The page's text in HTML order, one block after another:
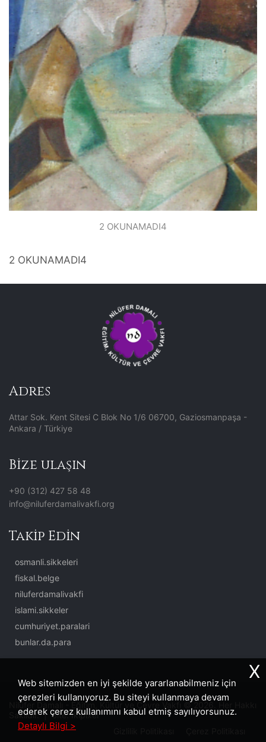
2 OKUNAMADI4
2 OKUNAMADI4
Adres
Attar Sok. Kent Sitesi C Blok No 1/6 06700, Gaziosmanpaşa -
Ankara / Türkiye
Bize ulaşın
+90 (312) 427 58 48
info@niluferdamalivakfi.org
Takip Edin
osmanli.sikkeleri
fiskal.belge
niluferdamalivakfi
islami.sikkeler
cumhuriyet.paralari
bunlar.da.para
Nilüfer Damalı - Eğitim, Kültür ve Çevre Vakfı © 2026. Her Hakkı
Saklıdır. | Site:İkipixel
Web sitemizden en iyi şekilde yararlanabilmeniz için
çerezleri kullanıyoruz. Bu siteyi kullanmaya devam
ederek çerez kullanımını kabul etmiş sayılıyorsunuz.
Detaylı Bilgi >
X